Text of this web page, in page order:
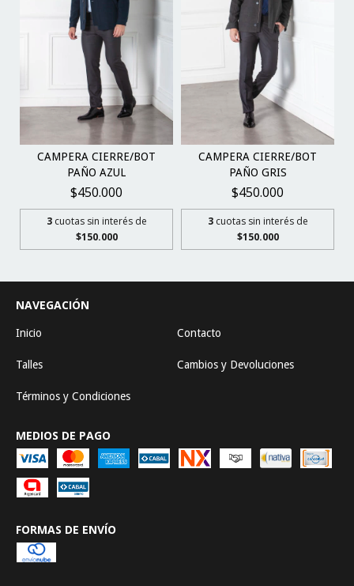
CAMPERA CIERRE/BOT
PAÑO AZUL
$450.000
3 cuotas sin interés de
$150.000
CAMPERA CIERRE/BOT
PAÑO GRIS
$450.000
3 cuotas sin interés de
$150.000
NAVEGACIÓN
Inicio Contacto
Talles Cambios y Devoluciones
Términos y Condiciones
MEDIOS DE PAGO
FORMAS DE ENVÍO